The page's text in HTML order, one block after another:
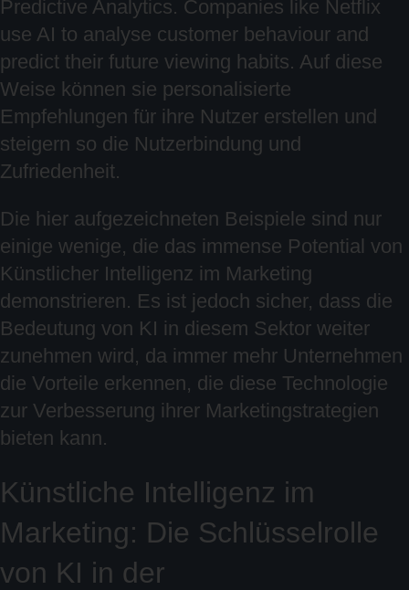
Predictive Analytics. Companies like Netflix
use AI to analyse customer behaviour and
predict their future viewing habits. Auf diese
Weise können sie personalisierte
Empfehlungen für ihre Nutzer erstellen und
steigern so die Nutzerbindung und
Zufriedenheit.
Die hier aufgezeichneten Beispiele sind nur
einige wenige, die das immense Potential von
Künstlicher Intelligenz im Marketing
demonstrieren. Es ist jedoch sicher, dass die
Bedeutung von KI in diesem Sektor weiter
zunehmen wird, da immer mehr Unternehmen
die Vorteile erkennen, die diese Technologie
zur Verbesserung ihrer Marketingstrategien
bieten kann.
Künstliche Intelligenz im
Marketing: Die Schlüsselrolle
von KI in der